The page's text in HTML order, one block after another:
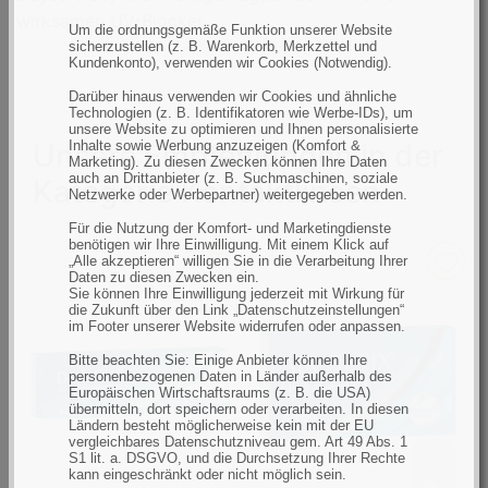
Um die ordnungsgemäße Funktion unserer Website
sicherzustellen (z. B. Warenkorb, Merkzettel und
Kundenkonto), verwenden wir Cookies (Notwendig).
Darüber hinaus verwenden wir Cookies und ähnliche
Technologien (z. B. Identifikatoren wie Werbe-IDs), um
unsere Website zu optimieren und Ihnen personalisierte
Inhalte sowie Werbung anzuzeigen (Komfort &
Marketing). Zu diesen Zwecken können Ihre Daten
auch an Drittanbieter (z. B. Suchmaschinen, soziale
Netzwerke oder Werbepartner) weitergegeben werden.
Für die Nutzung der Komfort- und Marketingdienste
benötigen wir Ihre Einwilligung. Mit einem Klick auf
„Alle akzeptieren“ willigen Sie in die Verarbeitung Ihrer
Daten zu diesen Zwecken ein.
Sie können Ihre Einwilligung jederzeit mit Wirkung für
die Zukunft über den Link „Datenschutzeinstellungen“
im Footer unserer Website widerrufen oder anpassen.
Bitte beachten Sie: Einige Anbieter können Ihre
personenbezogenen Daten in Länder außerhalb des
Europäischen Wirtschaftsraums (z. B. die USA)
übermitteln, dort speichern oder verarbeiten. In diesen
Ländern besteht möglicherweise kein mit der EU
vergleichbares Datenschutzniveau gem. Art 49 Abs. 1
S1 lit. a. DSGVO, und die Durchsetzung Ihrer Rechte
kann eingeschränkt oder nicht möglich sein.
e
e
h
t
e
s
A
u
g
e
wirksamen UV-Blocker.
Unsere Empfehlungen in der
Kategorie Kontaktlinsen